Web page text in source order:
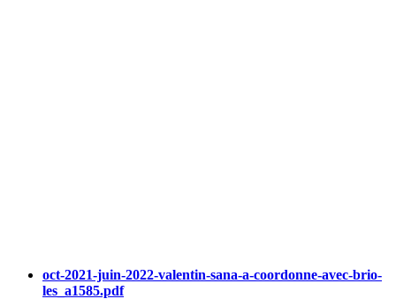
oct-2021-juin-2022-valentin-sana-a-coordonne-avec-brio-
les_a1585.pdf